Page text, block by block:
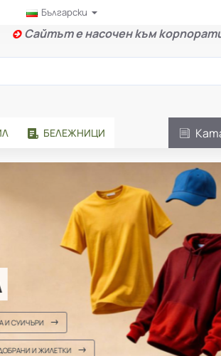
Сайтът е насочен към
Български
БЕЛЕЖНИЦИ
И СУИЧЪРИ
И ЖИЛЕТКИ